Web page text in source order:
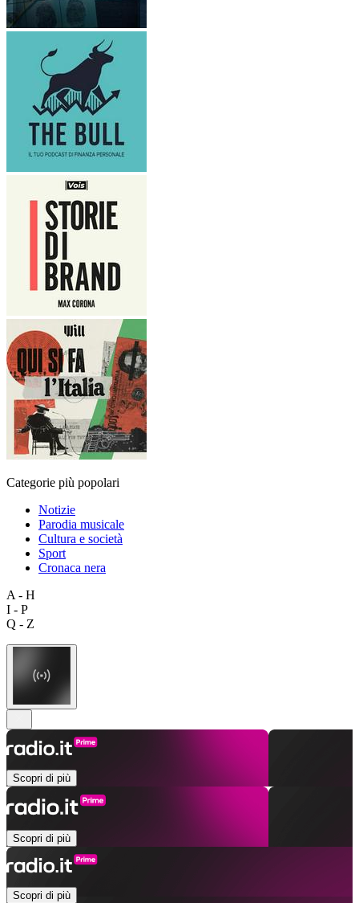
Categorie più popolari
Notizie
Parodia musicale
Cultura e società
Sport
Cronaca nera
A - H
I - P
Q - Z
Scopri di più
Scopri di più
Scopri di più